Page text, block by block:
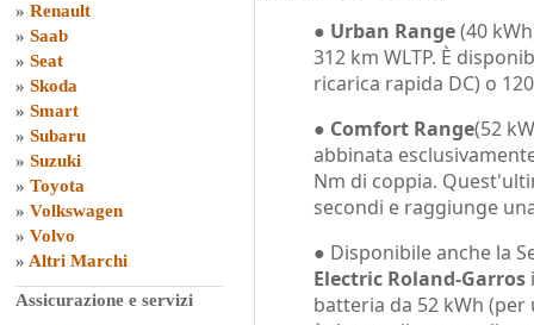
» Renault
» Saab
» Seat
» Skoda
» Smart
» Subaru
» Suzuki
» Toyota
» Volkswagen
» Volvo
» Altri Marchi
Assicurazione e servizi
● Urban Range(40
312 km WLTP. È
ricarica rapida DC) o 120
● Comfort Range(52
abbinata
Nm di coppia.
secondi e raggiunge
● Disponibile anche la
Electric Roland-Garros
batteria da 52 kWh (per